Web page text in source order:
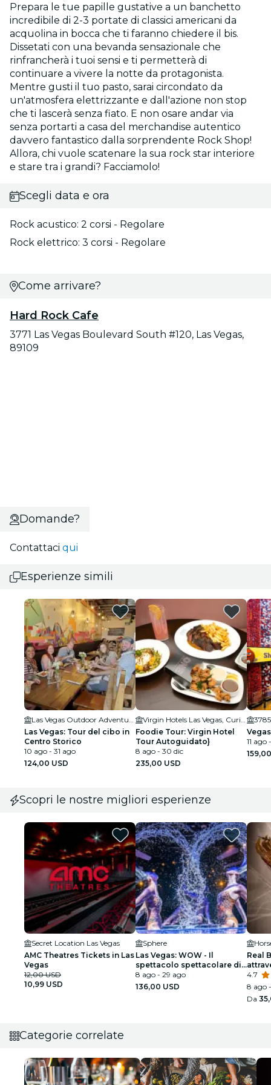
Prepara le tue papille gustative a un banchetto
incredibile di 2-3 portate di classici americani da
acquolina in bocca che ti faranno chiedere il bis.
Dissetati con una bevanda sensazionale che
rinfrancherà i tuoi sensi e ti permetterà di
continuare a vivere la notte da protagonista.
Mentre gusti il tuo pasto, sarai circondato da
un'atmosfera elettrizzante e dall'azione non stop
che ti lascerà senza fiato. E non osare andar via
senza portarti a casa del merchandise autentico
davvero fantastico dalla sorprendente Rock Shop!
Allora, chi vuole scatenare la sua rock star interiore
e stare tra i grandi? Facciamolo!
Scegli data e ora
Rock acustico: 2 corsi - Regolare
Rock elettrico: 3 corsi - Regolare
Come arrivare?
Hard Rock Cafe
3771 Las Vegas Boulevard South #120, Las Vegas,
89109
Domande?
Contattaci qui
Esperienze simili
Las Vegas Outdoor Adventures
Las Vegas: Tour del cibo in
Centro Storico
10 ago - 31 ago
124,00 USD
Virgin Hotels Las Vegas, Curio Collection by Hilton
Foodie Tour: Virgin Hotel
Tour Autoguidato}
8 ago - 30 dic
235,00 USD
11 ago
Scopri le nostre migliori esperienze
Secret Location Las Vegas
AMC Theatres Tickets in Las
Vegas
12,00 USD
10,99 USD
Sphere
Las Vegas: WOW - Il
spettacolo spettacolare di
Vegas
8 ago - 29 ago
136,00 USD
Real
4.7
8 ago
Da
Categorie correlate